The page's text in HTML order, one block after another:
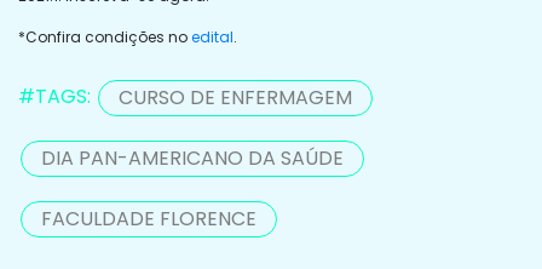
*Confira condições noedital.
#TAGS: CURSO DE ENFERMAGEM
DIA PAN-AMERICANO DA SAÚDE
FACULDADE FLORENCE